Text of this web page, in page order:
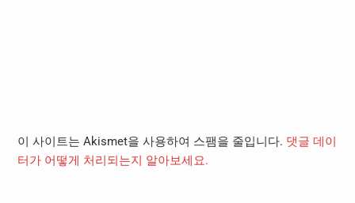
이 사이트는 Akismet을 사용하여 스팸을 줄입니다. 댓글 데이
터가 어떻게 처리되는지 알아보세요.